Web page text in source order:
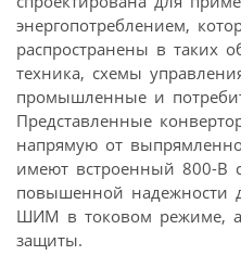
энергопотреблением,
распространены в таких
техника, схемы
промышленные и
Представленные
напрямую от
имеют встроенный 800-В
повышенной надежности
ШИМ в токовом режиме, а
защиты.